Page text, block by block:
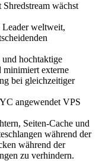
wächst
Leader weltweit,
hochtaktige
minimiert externe
bei gleichzeitiger
angewendet VPS
Seiten-Cache und
während der
während der
zu verhindern.